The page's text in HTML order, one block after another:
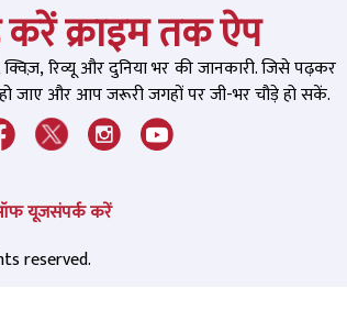
करें क्राइम तक ऐप
रिव्यू और दुनिया भर की जानकारी. जिसे पढ़कर
जाए और आप जरूरी जगहों पर जी-भर चौड़े हो सकें.
यूजसंपर्क करें
reserved.